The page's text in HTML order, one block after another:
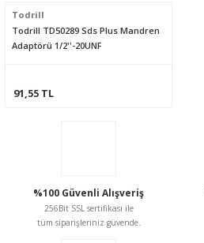
Todrill
Todrill TD50289 Sds Plus Mandren
Adaptörü 1/2''-20UNF
91,55 TL
%100 Güvenli Alışveriş
256Bit SSL sertifikası ile
tüm siparişleriniz güvende.